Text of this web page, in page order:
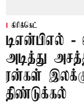
கிரிக்கெட்
டிஎன்பிஎல் -
அடித்து
ரன்கள்
திண்டுக்கல்